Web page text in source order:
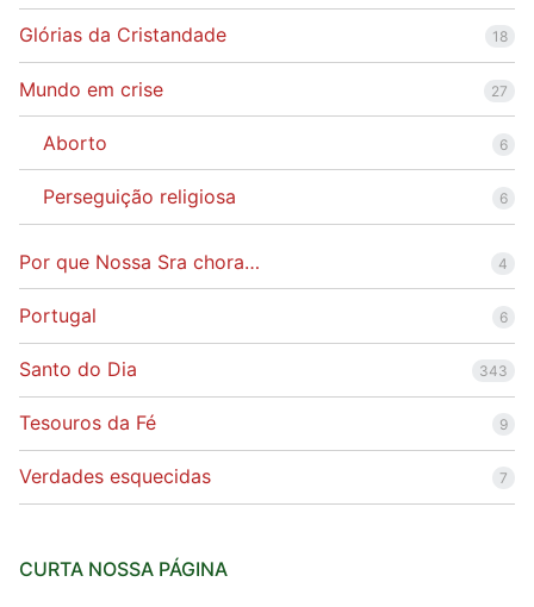
Glórias da Cristandade 18
Mundo em crise 27
Aborto 6
Perseguição religiosa 6
Por que Nossa Sra chora… 4
Portugal 6
Santo do Dia 343
Tesouros da Fé 9
Verdades esquecidas 7
CURTA NOSSA PÁGINA